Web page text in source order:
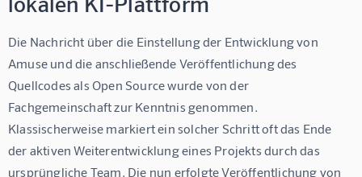
Die Nachricht über die Einstellung der Entwicklung von
Amuse und die anschließende Veröffentlichung des
Quellcodes als Open Source wurde von der
Fachgemeinschaft zur Kenntnis genommen.
Klassischerweise markiert ein solcher Schritt oft das Ende
der aktiven Weiterentwicklung eines Projekts durch das
ursprüngliche Team. Die nun erfolgte Veröffentlichung von